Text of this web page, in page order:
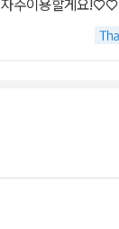
자주이용할게요!♡♡